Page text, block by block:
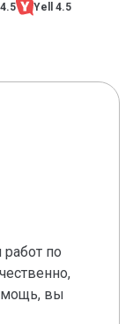
Yell 4.5
по
вы